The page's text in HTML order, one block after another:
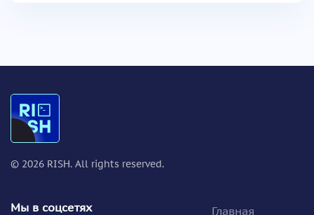
© 2026 RISH. All rights reserved.
Мы в соцсетях Главная